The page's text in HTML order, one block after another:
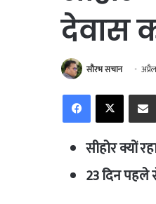
देवास
सौरभ सचान
सीहोर क्यों
23 दिन पहले